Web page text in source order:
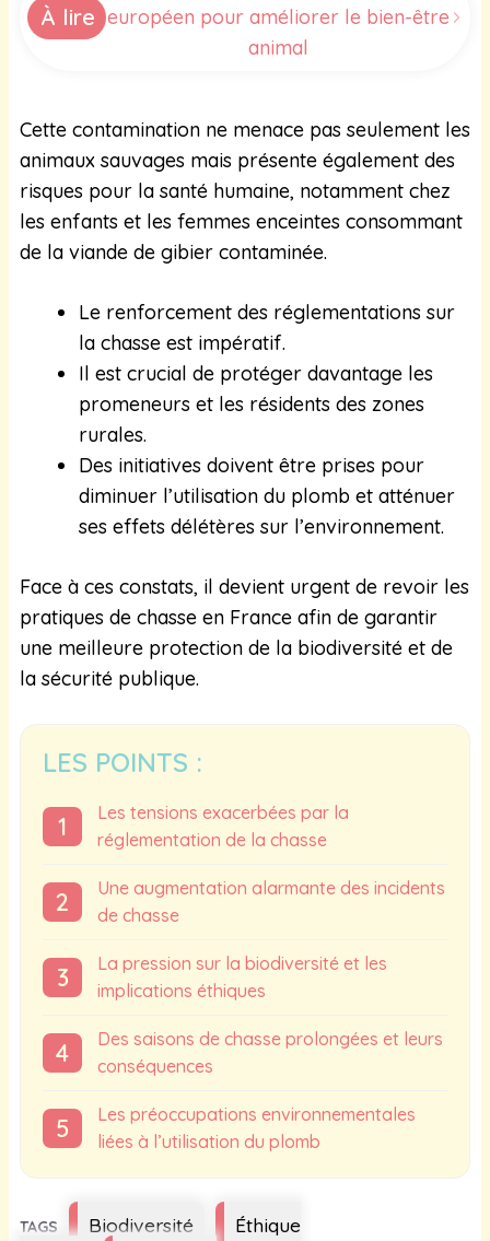
À lire européen pour améliorer le bien-être
animal
Cette contamination ne menace pas seulement les
animaux sauvages mais présente également des
risques pour la santé humaine, notamment chez
les enfants et les femmes enceintes consommant
de la viande de gibier contaminée.
Le renforcement des réglementations sur
la chasse est impératif.
Il est crucial de protéger davantage les
promeneurs et les résidents des zones
rurales.
Des initiatives doivent être prises pour
diminuer l’utilisation du plomb et atténuer
ses effets délétères sur l’environnement.
Face à ces constats, il devient urgent de revoir les
pratiques de chasse en France afin de garantir
une meilleure protection de la biodiversité et de
la sécurité publique.
LES POINTS :
Les tensions exacerbées par la
réglementation de la chasse
Une augmentation alarmante des incidents
de chasse
La pression sur la biodiversité et les
implications éthiques
Des saisons de chasse prolongées et leurs
conséquences
Les préoccupations environnementales
liées à l’utilisation du plomb
Étiquettes
Biodiversité
Éthique